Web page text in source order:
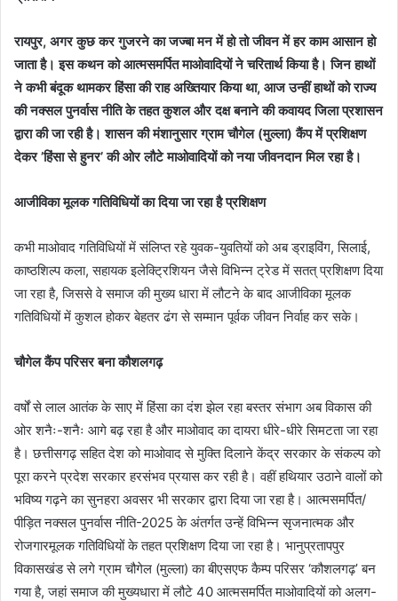
रायपुर, अगर कुछ कर गुजरने का जज्बा मन में हो तो जीवन में हर काम आसान हो
जाता है। इस कथन को आत्मसमर्पित माओवादियों ने चरितार्थ किया है। जिन हाथों
ने कभी बंदूक थामकर हिंसा की राह अख्तियार किया था, आज उन्हीं हाथों को राज्य
की नक्सल पुनर्वास नीति के तहत कुशल और दक्ष बनाने की कवायद जिला प्रशासन
द्वारा की जा रही है। शासन की मंशानुसार ग्राम चौगेल (मुल्ला) कैंप में प्रशिक्षण
देकर ’हिंसा से हुनर’ की ओर लौटे माओवादियों को नया जीवनदान मिल रहा है।
आजीविका मूलक गतिविधियों का दिया जा रहा है प्रशिक्षण
कभी माओवाद गतिविधियों में संलिप्त रहे युवक-युवतियों को अब ड्राइविंग, सिलाई,
काष्ठशिल्प कला, सहायक इलेक्ट्रिशियन जैसे विभिन्न ट्रेड में सतत् प्रशिक्षण दिया
जा रहा है, जिससे वे समाज की मुख्य धारा में लौटने के बाद आजीविका मूलक
गतिविधियों में कुशल होकर बेहतर ढंग से सम्मान पूर्वक जीवन निर्वाह कर सके।
चौगेल कैंप परिसर बना कौशलगढ़
वर्षों से लाल आतंक के साए में हिंसा का दंश झेल रहा बस्तर संभाग अब विकास की
ओर शनैः-शनैः आगे बढ़ रहा है और माओवाद का दायरा धीरे-धीरे सिमटता जा रहा
है। छत्तीसगढ़ सहित देश को माओवाद से मुक्ति दिलाने केंद्र सरकार के संकल्प को
पूरा करने प्रदेश सरकार हरसंभव प्रयास कर रही है। वहीं हथियार उठाने वालों को
भविष्य गढ़ने का सुनहरा अवसर भी सरकार द्वारा दिया जा रहा है। आत्मसमर्पित/
पीड़ित नक्सल पुनर्वास नीति-2025 के अंतर्गत उन्हें विभिन्न सृजनात्मक और
रोजगारमूलक गतिविधियों के तहत प्रशिक्षण दिया जा रहा है। भानुप्रतापपुर
विकासखंड से लगे ग्राम चौगेल (मुल्ला) का बीएसएफ कैम्प परिसर ‘कौशलगढ़’ बन
गया है, जहां समाज की मुख्यधारा में लौटे 40 आत्मसमर्पित माओवादियों को अलग-